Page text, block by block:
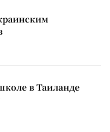
в Таиланде